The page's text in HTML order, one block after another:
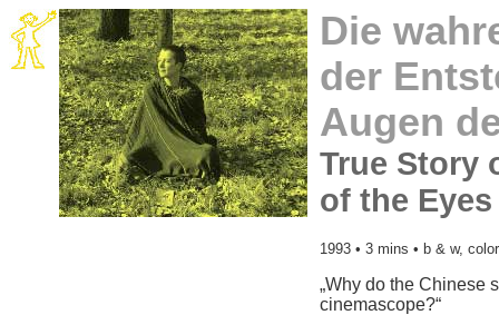
Die
der
Augen
True Story
of the
1993 • 3 mins • b & w,
„Why do the Chinese
cinemascope?“